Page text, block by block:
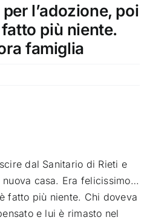
l’adozione, poi
fatto più niente.
famiglia
dal Sanitario di Rieti e
nuova casa. Era felicissimo…
fatto più niente. Chi doveva
e lui è rimasto nel